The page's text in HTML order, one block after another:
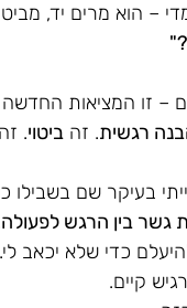
– הוא מרים יד, מביט
– זו המציאות החדשה
רגשית. זה ביטוי. זה
בעיקר שם בשבילו
גשר בין הרגש לפעולה
כדי שלא יכאב לי.
קיים.